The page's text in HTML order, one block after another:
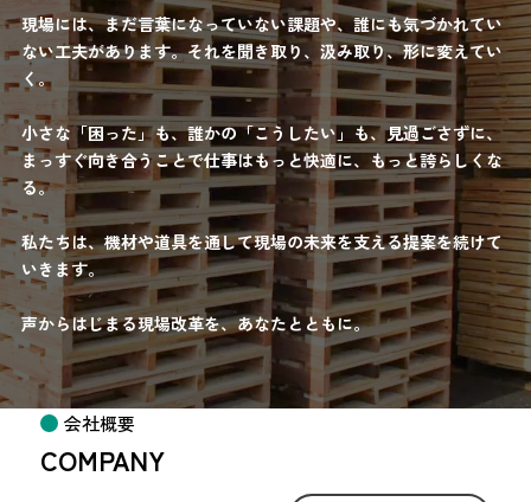
現場には、まだ言葉になっていない課題や、誰にも気づかれてい
ない工夫があります。それを聞き取り、汲み取り、形に変えてい
く。
小さな「困った」も、誰かの「こうしたい」も、見過ごさずに、
まっすぐ向き合うことで仕事はもっと快適に、もっと誇らしくな
る。
私たちは、機材や道具を通して現場の未来を支える提案を続けて
いきます。
声からはじまる現場改革を、あなたとともに。
会社概要
COMPANY